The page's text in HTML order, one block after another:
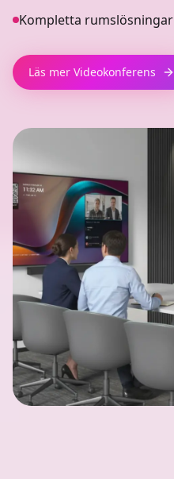
Kompletta rumslösningar
Läs mer Videokonferens